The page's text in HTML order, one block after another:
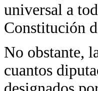
universal a
Constitución
No obstante,
cuantos